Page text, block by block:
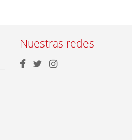
Nuestras redes